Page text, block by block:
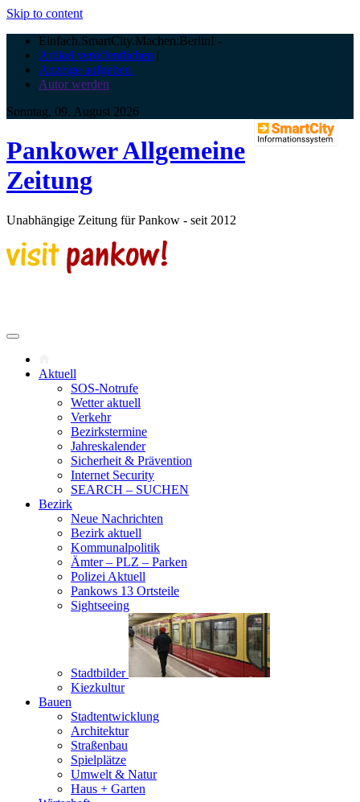
Skip to content
Einfach.SmartCity.Machen:Berlin! -
Artikel veröffentlichen |
Anzeige aufgeben |
Autor werden
Sonntag, 09. August 2026
Pankower Allgemeine
Zeitung
Unabhängige Zeitung für Pankow - seit 2012
Aktuell
SOS-Notrufe
Wetter aktuell
Verkehr
Bezirkstermine
Jahreskalender
Sicherheit & Prävention
Internet Security
SEARCH – SUCHEN
Bezirk
Neue Nachrichten
Bezirk aktuell
Kommunalpolitik
Ämter – PLZ – Parken
Polizei Aktuell
Pankows 13 Ortsteile
Sightseeing
Stadtbilder
Kiezkultur
Bauen
Stadtentwicklung
Architektur
Straßenbau
Spielplätze
Umwelt & Natur
Haus + Garten